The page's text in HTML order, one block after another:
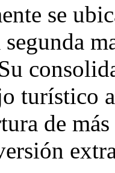
se
turístico
de